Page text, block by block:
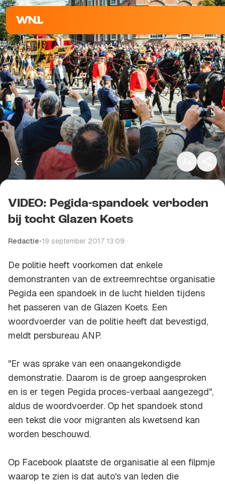
Klein
Standaard
Groot
Kopieer link
VIDEO: Pegida-spandoek verboden
bij tocht Glazen Koets
Redactie•19 september 2017 13:09
De politie heeft voorkomen dat enkele
demonstranten van de extreemrechtse organisatie
Pegida een spandoek in de lucht hielden tijdens
het passeren van de Glazen Koets. Een
woordvoerder van de politie heeft dat bevestigd,
meldt persbureau ANP.
"Er was sprake van een onaangekondigde
demonstratie. Daarom is de groep aangesproken
en is er tegen Pegida proces-verbaal aangezegd",
aldus de woordvoerder. Op het spandoek stond
een tekst die voor migranten als kwetsend kan
worden beschouwd.
Op Facebook plaatste de organisatie al een filpmje
waarop te zien is dat auto's van leden die